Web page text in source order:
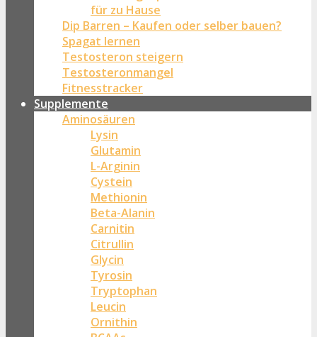
für zu Hause
Dip Barren – Kaufen oder selber bauen?
Spagat lernen
Testosteron steigern
Testosteronmangel
Fitnesstracker
Supplemente
Aminosäuren
Lysin
Glutamin
L-Arginin
Cystein
Methionin
Beta-Alanin
Carnitin
Citrullin
Glycin
Tyrosin
Tryptophan
Leucin
Ornithin